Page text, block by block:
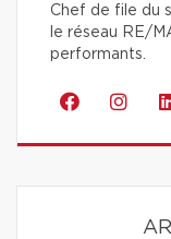
Chef de file du
le réseau RE/
performants.